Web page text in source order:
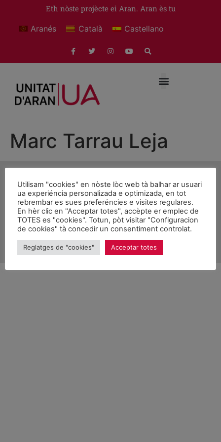
Eth nòste projècte ei Aran. Aran ès tu
Aranés Català Castellano
Marc Tarrau Leja
© 2026 Unitat d'Aran. Toti es drets reservadi.
Utilisam "cookies" en nòste lòc web tà balhar ar usuari
ua experiéncia personalizada e optimizada, en tot
rebrembar es sues preferéncies e visites regulares.
En hèr clic en "Acceptar totes", accèpte er emplec de
TOTES es "cookies". Totun, pòt visitar "Configuracion
de cookies" tà concedir un consentiment controlat.
Reglatges de "cookies" Acceptar totes